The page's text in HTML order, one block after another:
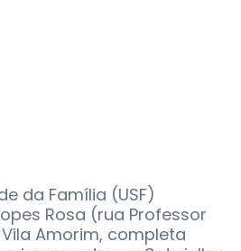
da Família (USF)
Rosa (rua Professor
Amorim, completa